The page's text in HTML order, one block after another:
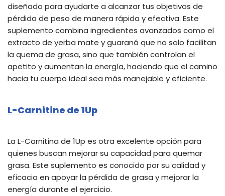
diseñado para ayudarte a alcanzar tus objetivos de
pérdida de peso de manera rápida y efectiva. Este
suplemento combina ingredientes avanzados como el
extracto de yerba mate y guaraná que no solo facilitan
la quema de grasa, sino que también controlan el
apetito y aumentan la energía, haciendo que el camino
hacia tu cuerpo ideal sea más manejable y eficiente.
L-Carnitine de 1Up
La L-Carnitina de 1Up es otra excelente opción para
quienes buscan mejorar su capacidad para quemar
grasa. Este suplemento es conocido por su calidad y
eficacia en apoyar la pérdida de grasa y mejorar la
energía durante el ejercicio.